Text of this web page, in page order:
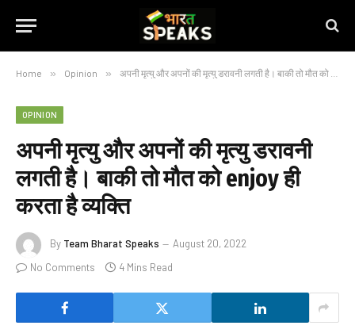
Home » Opinion » अपनी मृत्यु और अपनों की मृत्यु डरावनी लगती है। बाकी तो मौत को enjoy ही करता है व्यक्ति
OPINION
अपनी मृत्यु और अपनों की मृत्यु डरावनी
लगती है। बाकी तो मौत को enjoy ही
करता है व्यक्ति
By Team Bharat Speaks
August 20, 2022
No Comments
4 Mins Read